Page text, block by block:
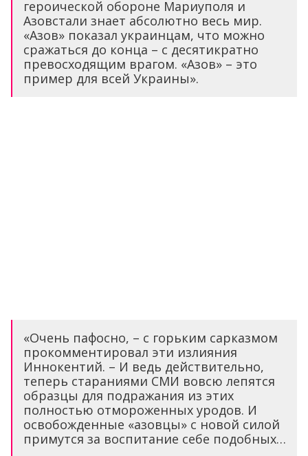
героической обороне Мариуполя и
Азовстали знает абсолютно весь мир.
«Азов» показал украинцам, что можно
сражаться до конца – с десятикратно
превосходящим врагом. «Азов» – это
пример для всей Украины».
«Очень пафосно, – с горьким сарказмом
прокомментировал эти излияния
Иннокентий. – И ведь действительно,
теперь стараниями СМИ вовсю лепятся
образцы для подражания из этих
полностью отмороженных уродов. И
освобожденные «азовцы» с новой силой
примутся за воспитание себе подобных…